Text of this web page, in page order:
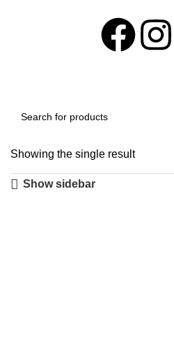
Showing the single result
Show sidebar